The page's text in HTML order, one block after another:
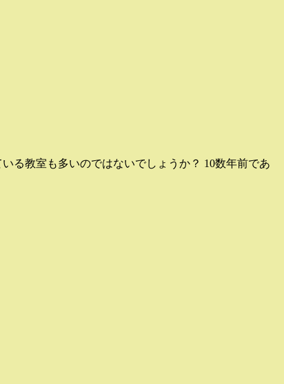
る教室も多いのではないでしょうか？ 10数年前であ